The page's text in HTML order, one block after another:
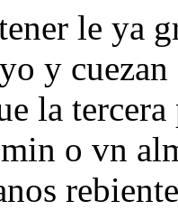
le ya
y
la
o vn